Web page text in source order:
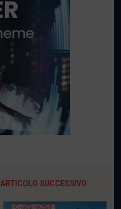
ARTICOLO SUCCESSIVO